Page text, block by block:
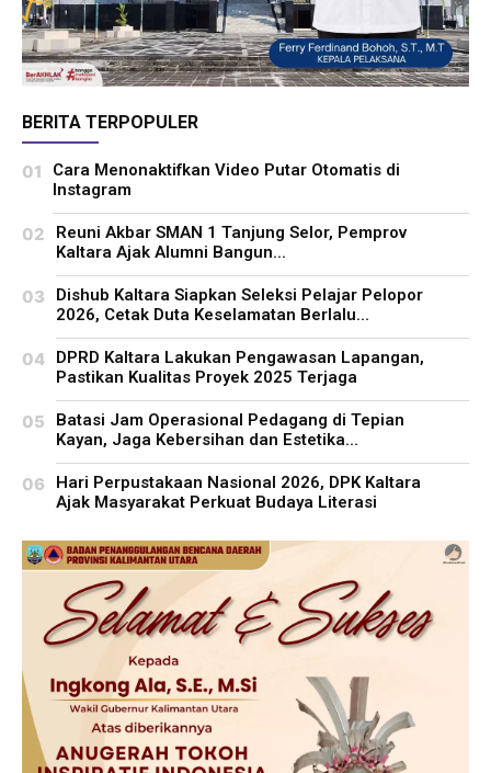
BERITA TERPOPULER
Cara Menonaktifkan Video Putar Otomatis di
Instagram
Reuni Akbar SMAN 1 Tanjung Selor, Pemprov
Kaltara Ajak Alumni Bangun...
Dishub Kaltara Siapkan Seleksi Pelajar Pelopor
2026, Cetak Duta Keselamatan Berlalu...
DPRD Kaltara Lakukan Pengawasan Lapangan,
Pastikan Kualitas Proyek 2025 Terjaga
Batasi Jam Operasional Pedagang di Tepian
Kayan, Jaga Kebersihan dan Estetika...
Hari Perpustakaan Nasional 2026, DPK Kaltara
Ajak Masyarakat Perkuat Budaya Literasi